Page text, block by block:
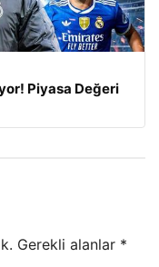
Piyasa Değeri
Gerekli alanlar *